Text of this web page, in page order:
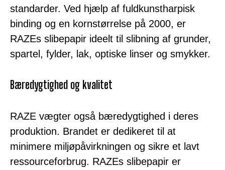
standarder. Ved hjælp af fuldkunstharpisk
binding og en kornstørrelse på 2000, er
RAZEs slibepapir ideelt til slibning af grunder,
spartel, fylder, lak, optiske linser og smykker.
Bæredygtighed og kvalitet
RAZE vægter også bæredygtighed i deres
produktion. Brandet er dedikeret til at
minimere miljøpåvirkningen og sikre et lavt
ressourceforbrug. RAZEs slibepapir er